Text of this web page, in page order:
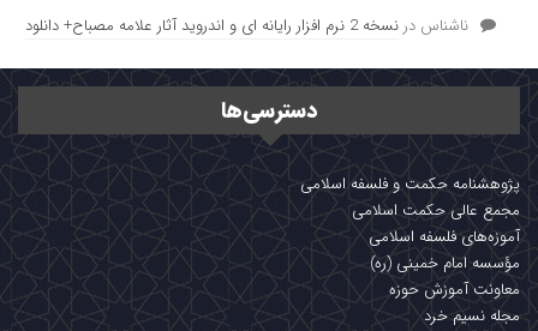
ناشناس در نسخه 2 نرم افزار رایانه ای و اندروید آثار علامه مصباح+ دانلود
دسترسی‌ها
پژوهشنامه حکمت و فلسفه اسلامی
مجمع عالی حکمت اسلامی
آموزه‌های فلسفه اسلامی
مؤسسه امام خمینی (ره)
معاونت آموزش حوزه
مجله نسیم خرد